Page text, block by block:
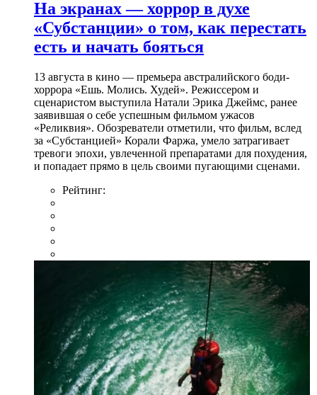
На экранах — хоррор в духе
«Субстанции» о том, как перестать
есть и начать бояться
13 августа в кино — премьера австралийского боди-
хоррора «Ешь. Молись. Худей». Режиссером и
сценаристом выступила Натали Эрика Джеймс, ранее
заявившая о себе успешным фильмом ужасов
«Реликвия». Обозреватели отметили, что фильм, вслед
за «Субстанцией» Корали Фаржа, умело затрагивает
тревоги эпохи, увлеченной препаратами для похудения,
и попадает прямо в цель своими пугающими сценами.
Рейтинг: